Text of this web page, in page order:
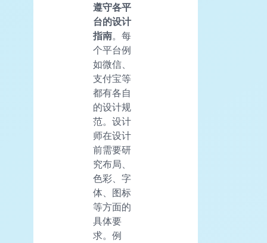
遵守各平
台的设计
指南。每
个平台例
如微信、
支付宝等
都有各自
的设计规
范。设计
师在设计
前需要研
究布局、
色彩、字
体、图标
等方面的
具体要
求。例